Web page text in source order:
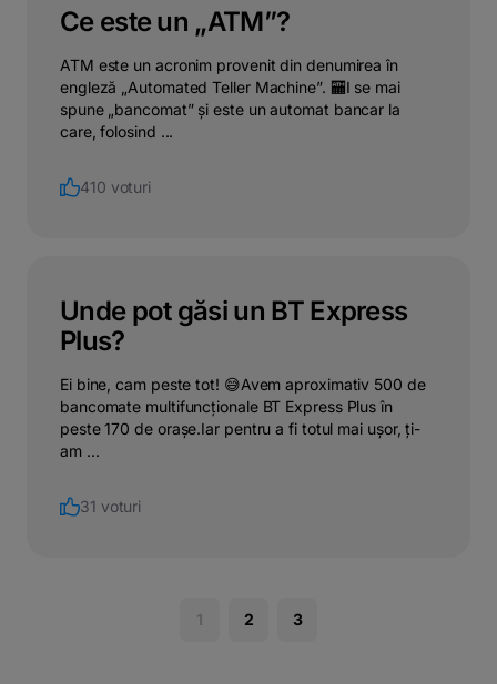
Ce este un „ATM”?
ATM este un acronim provenit din denumirea în
engleză „Automated Teller Machine”. 🏧I se mai
spune „bancomat” și este un automat bancar la
care, folosind ...
410 voturi
Unde pot găsi un BT Express
Plus?
Ei bine, cam peste tot! 😅Avem aproximativ 500 de
bancomate multifuncționale BT Express Plus în
peste 170 de orașe.Iar pentru a fi totul mai ușor, ți-
am ...
31 voturi
1 2 3